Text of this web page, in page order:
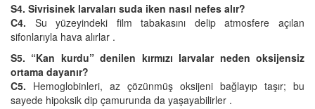
S4. Sivrisinek larvaları suda iken nasıl nefes alır?
C4. Su yüzeyindeki film tabakasını delip atmosfere açılan
sifonlarıyla hava alırlar .
S5. “Kan kurdu” denilen kırmızı larvalar neden oksijensiz
ortama dayanır?
C5. Hemoglobinleri, az çözünmüş oksijeni bağlayıp taşır; bu
sayede hipoksik dip çamurunda da yaşayabilirler .